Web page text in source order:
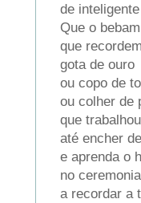
de
Que o
que
gota de ouro
ou copo de
ou colher de
que
até encher
e aprenda o
no
a recordar a